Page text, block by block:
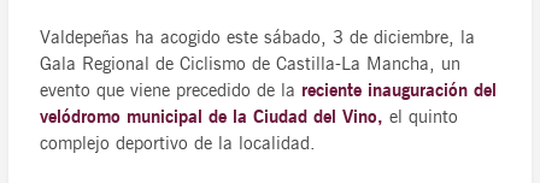
Valdepeñas ha acogido este sábado, 3 de diciembre, la
Gala Regional de Ciclismo de Castilla-La Mancha, un
evento que viene precedido de la reciente inauguración del
velódromo municipal de la Ciudad del Vino, el quinto
complejo deportivo de la localidad.